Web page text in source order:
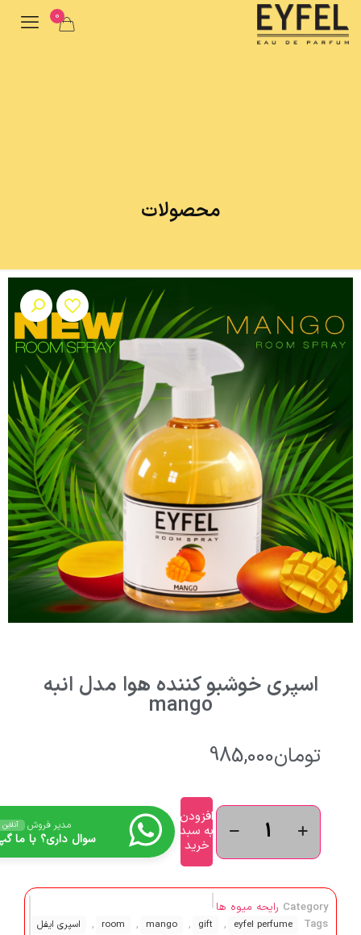
0
محصولات
اسپری خوشبو کننده هوا مدل انبه
mango
تومان985,000
افزودن
به سبد
خرید
مدیر فروش آنلاین
سوال داری؟ با ما
Category رایحه میوه ها
Tags
eyfel perfume
,
gift
,
mango
,
room
, اسپری ایفل